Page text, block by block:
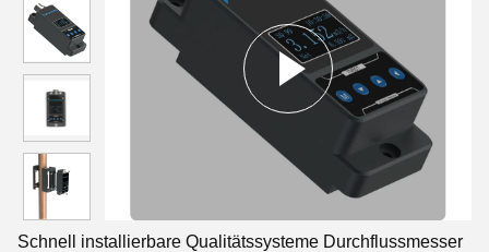
Schnell installierbare Qualitätssysteme Durchflussmesser